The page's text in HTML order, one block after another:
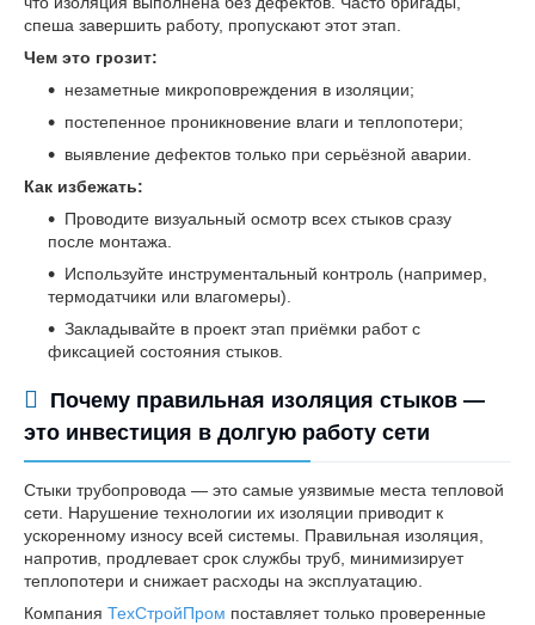
спеша завершить работу, пропускают этот этап.
Чем это грозит:
незаметные микроповреждения в изоляции;
постепенное проникновение влаги и теплопотери;
выявление дефектов только при серьёзной аварии.
Как избежать:
Проводите визуальный осмотр всех стыков сразу
после монтажа.
Используйте инструментальный контроль (например,
термодатчики или влагомеры).
Закладывайте в проект этап приёмки работ с
фиксацией состояния стыков.
Почему правильная изоляция стыков —
это инвестиция в долгую работу сети
Стыки трубопровода — это самые уязвимые места тепловой
сети. Нарушение технологии их изоляции приводит к
ускоренному износу всей системы. Правильная изоляция,
напротив, продлевает срок службы труб, минимизирует
теплопотери и снижает расходы на эксплуатацию.
Компания ТехСтройПром поставляет только проверенные